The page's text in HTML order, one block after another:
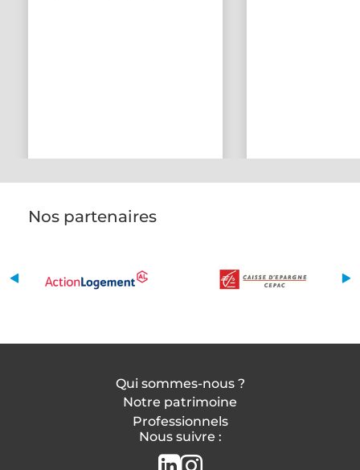
Nos partenaires
Qui sommes-nous ?
Notre patrimoine
Professionnels
Nous suivre :